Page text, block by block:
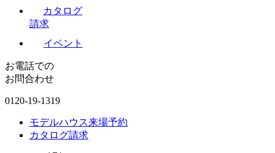
カタログ
請求
イベント
お電話での
お問合わせ
0120-19-1319
モデルハウス来場予約
カタログ請求